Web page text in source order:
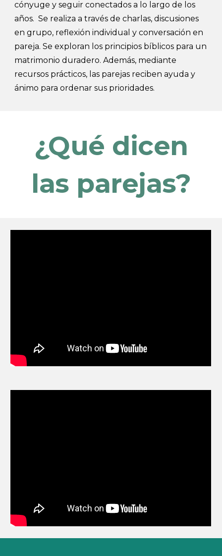
cónyuge y seguir conectados a lo largo de los
años. Se realiza através de charlas, discusiones
en grupo, reflexión individual y conversación en
pareja. Se exploran los principios bíblicos para un
matrimonio duradero. Además, mediante
recursos prácticos, las parejas reciben ayuda y
ánimo para ordenar sus prioridades.
¿Qué dicen
las parejas?